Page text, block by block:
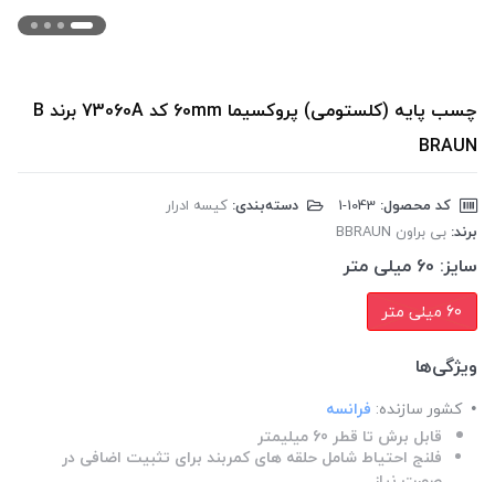
چسب پایه (کلستومی) پروکسیما 60mm کد 73060A برند B
BRAUN
کد محصول: دسته‌بندی: کیسه ادرار
برند: بی براون BBRAUN
سایز: 60 میلی متر
60 میلی متر
ویژگی‌ها
کشور سازنده: فرانسه
قابل برش تا قطر 60 میلیمتر
فلنج احتیاط شامل حلقه های کمربند برای تثبیت اضافی در